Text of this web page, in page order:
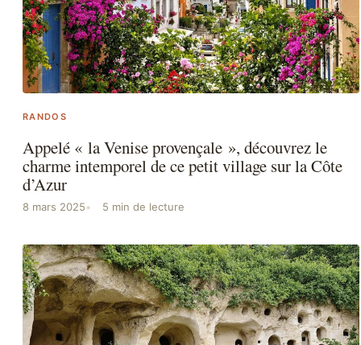
RANDOS
Appelé « la Venise provençale », découvrez le
charme intemporel de ce petit village sur la Côte
d’Azur
8 mars 2025 5 min de lecture